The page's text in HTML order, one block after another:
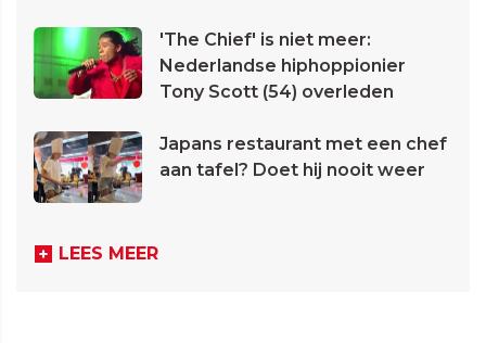
'The Chief' is niet meer:
Nederlandse hiphoppionier
Tony Scott (54) overleden
Japans restaurant met een chef
aan tafel? Doet hij nooit weer
LEES MEER